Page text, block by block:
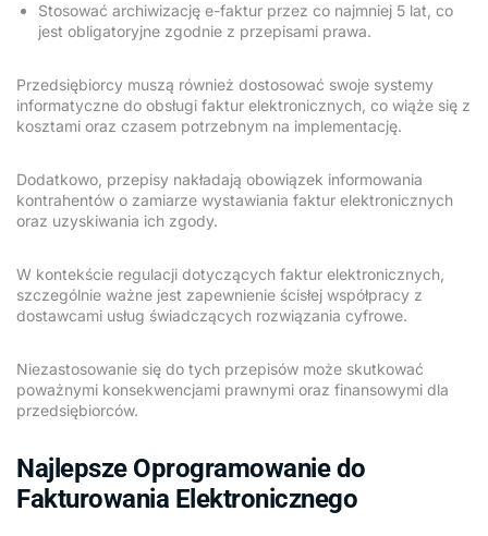
Stosować archiwizację e-faktur przez co najmniej 5 lat, co
jest obligatoryjne zgodnie z przepisami prawa.
Przedsiębiorcy muszą również dostosować swoje systemy
informatyczne do obsługi faktur elektronicznych, co wiąże się z
kosztami oraz czasem potrzebnym na implementację.
Dodatkowo, przepisy nakładają obowiązek informowania
kontrahentów o zamiarze wystawiania faktur elektronicznych
oraz uzyskiwania ich zgody.
W kontekście regulacji dotyczących faktur elektronicznych,
szczególnie ważne jest zapewnienie ścisłej współpracy z
dostawcami usług świadczących rozwiązania cyfrowe.
Niezastosowanie się do tych przepisów może skutkować
poważnymi konsekwencjami prawnymi oraz finansowymi dla
przedsiębiorców.
Najlepsze Oprogramowanie do
Fakturowania Elektronicznego